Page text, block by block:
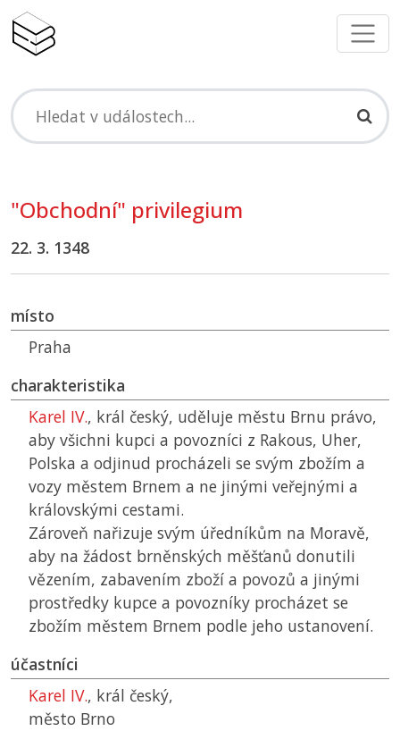
"Obchodní" privilegium
22. 3. 1348
místo
Praha
charakteristika
Karel IV., král český, uděluje městu Brnu právo,
aby všichni kupci a povozníci z Rakous, Uher,
Polska a odjinud procházeli se svým zbožím a
vozy městem Brnem a ne jinými veřejnými a
královskými cestami.
Zároveň nařizuje svým úředníkům na Moravě,
aby na žádost brněnských měšťanů donutili
vězením, zabavením zboží a povozů a jinými
prostředky kupce a povozníky procházet se
zbožím městem Brnem podle jeho ustanovení.
účastníci
Karel IV., král český,
město Brno